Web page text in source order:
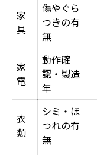
家
具
傷やぐら
つきの有
無
家
電
動作確
認・製造
年
衣
類
シミ・ほ
つれの有
無